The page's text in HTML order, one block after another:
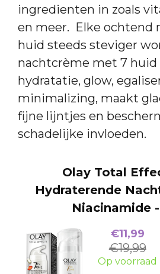
ingredienten in zoals
en meer. Elke ochtend
huid steeds steviger
nachtcrème met 7 huid
hydratatie, glow,
minimalizing, maakt
fijne lijntjes en
schadelijke invloeden.
Olay Total
Hydraterende
Niacinamide
€11,99
€19,99
Op voorraad